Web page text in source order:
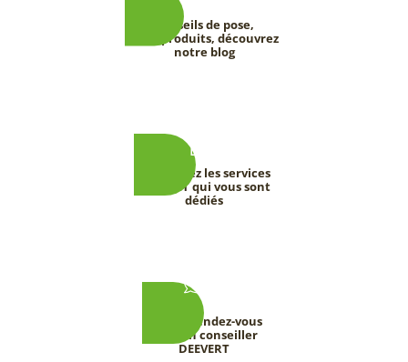
Conseils de pose,
tests produits, découvrez
notre blog
Découvrez les services
DEEVERT qui vous sont
dédiés
Prenez rendez-vous
avec un conseiller
DEEVERT